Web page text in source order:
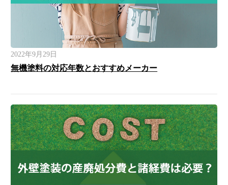
2022年9月29日
無機塗料の対応年数とおすすめメーカー